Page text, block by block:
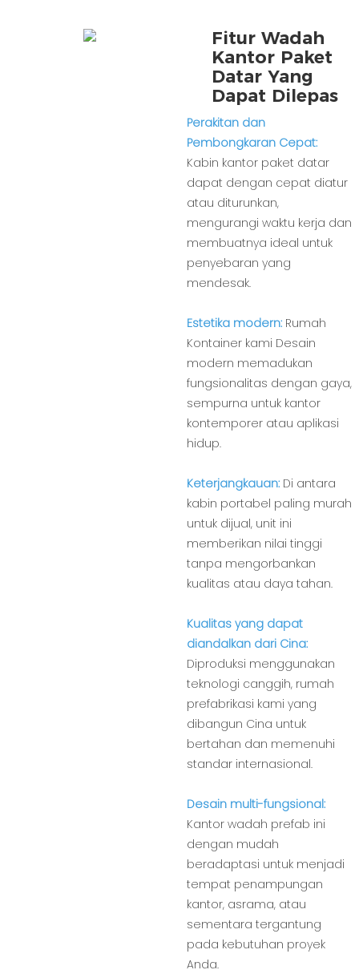
Fitur Wadah
Kantor Paket
Datar Yang
Dapat Dilepas
Perakitan dan
Pembongkaran Cepat:
Kabin kantor paket datar
dapat dengan cepat diatur
atau diturunkan,
mengurangi waktu kerja dan
membuatnya ideal untuk
penyebaran yang
mendesak.
Estetika modern: Rumah
Kontainer kami Desain
modern memadukan
fungsionalitas dengan gaya,
sempurna untuk kantor
kontemporer atau aplikasi
hidup.
Keterjangkauan: Di antara
kabin portabel paling murah
untuk dijual, unit ini
memberikan nilai tinggi
tanpa mengorbankan
kualitas atau daya tahan.
Kualitas yang dapat
diandalkan dari Cina:
Diproduksi menggunakan
teknologi canggih, rumah
prefabrikasi kami yang
dibangun Cina untuk
bertahan dan memenuhi
standar internasional.
Desain multi-fungsional:
Kantor wadah prefab ini
dengan mudah
beradaptasi untuk menjadi
tempat penampungan
kantor, asrama, atau
sementara tergantung
pada kebutuhan proyek
Anda.